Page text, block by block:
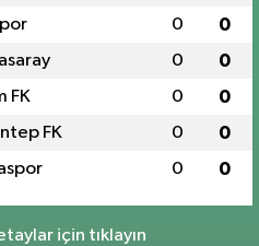
0 0
0 0
FK 0 0
FK 0 0
0 0
için tıklayın